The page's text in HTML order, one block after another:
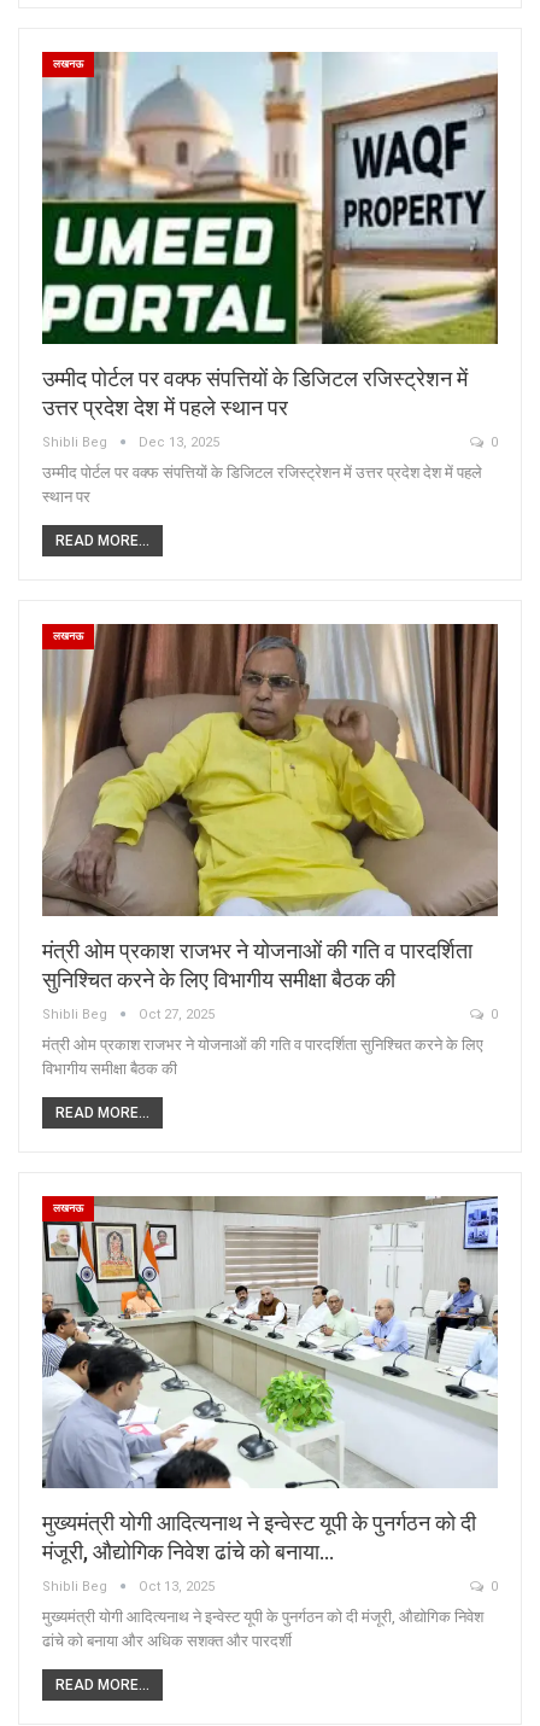
लखनऊ
उम्मीद पोर्टल पर वक्फ संपत्तियों के डिजिटल रजिस्ट्रेशन में
उत्तर प्रदेश देश में पहले स्थान पर
Shibli Beg Dec 13, 2025 0
उम्मीद पोर्टल पर वक्फ संपत्तियों के डिजिटल रजिस्ट्रेशन में उत्तर प्रदेश देश में पहले
स्थान पर
READ MORE...
लखनऊ
मंत्री ओम प्रकाश राजभर ने योजनाओं की गति व पारदर्शिता
सुनिश्चित करने के लिए विभागीय समीक्षा बैठक की
Shibli Beg Oct 27, 2025 0
मंत्री ओम प्रकाश राजभर ने योजनाओं की गति व पारदर्शिता सुनिश्चित करने के लिए
विभागीय समीक्षा बैठक की
READ MORE...
लखनऊ
मुख्यमंत्री योगी आदित्यनाथ ने इन्वेस्ट यूपी के पुनर्गठन को दी
मंजूरी, औद्योगिक निवेश ढांचे को बनाया…
Shibli Beg Oct 13, 2025 0
मुख्यमंत्री योगी आदित्यनाथ ने इन्वेस्ट यूपी के पुनर्गठन को दी मंजूरी, औद्योगिक निवेश
ढांचे को बनाया और अधिक सशक्त और पारदर्शी
READ MORE...